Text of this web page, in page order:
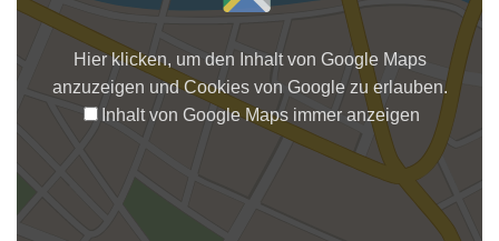
Hier klicken, um den Inhalt von Google Maps
anzuzeigen und Cookies von Google zu erlauben.
Inhalt von Google Maps immer anzeigen